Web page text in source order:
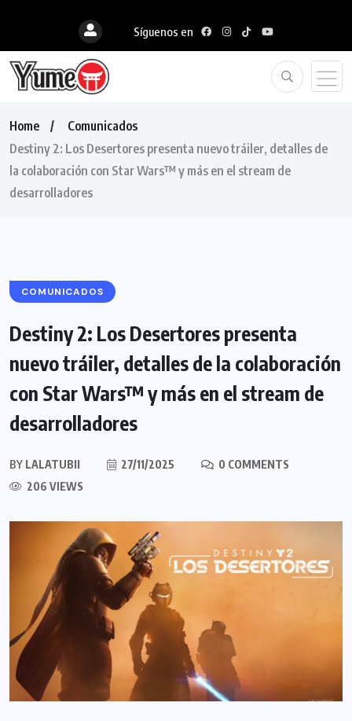
Síguenos en
Home
Comunicados
Destiny 2: Los Desertores presenta nuevo tráiler, detalles de
la colaboración con Star Wars™ y más en el stream de
desarrolladores
COMUNICADOS
Destiny 2: Los Desertores presenta
nuevo tráiler, detalles de la colaboración
con Star Wars™ y más en el stream de
desarrolladores
BY LALATUBII 27/11/2025
0 COMMENTS
206 VIEWS